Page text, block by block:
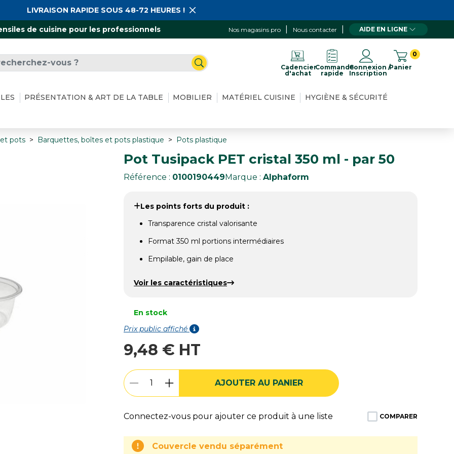
de cuisine pour les professionnels Nos magasins pro Nous contacter AIDE EN LIGNE
Cadencier
d'achat
Commande
rapide
Connexion /
Inscription
Panier
0
PRÉSENTATION & ART DE LA TABLE MOBILIER MATÉRIEL CUISINE HYGIÈNE & SÉCURITÉ
LIVRAISON RAPIDE SOUS 48-72 HEURES !
pots Barquettes, boîtes et pots plastique Pots plastique
Pot Tusipack PET cristal 350 ml - par 50
Référence : 0100190449Marque : Alphaform
Les points forts du produit :
Transparence cristal valorisante
Format 350 ml portions intermédiaires
Empilable, gain de place
Voir les caractéristiques
En stock
Prix public affiché
9,48 € HT
AJOUTER AU PANIER
Connectez-vous pour ajouter ce produit à une liste COMPARER
Couvercle vendu séparément